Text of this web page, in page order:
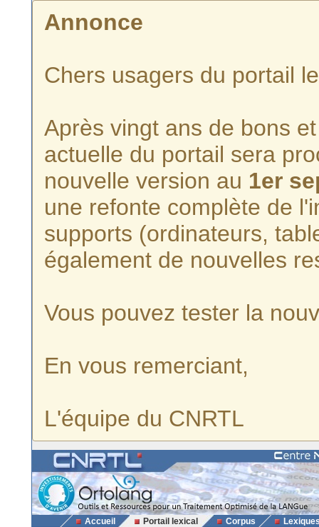
Annonce
Chers usagers du portail
Après vingt ans de bons
actuelle du portail sera
nouvelle version au 1er
une refonte complète de
supports (ordinateurs,
également de nouvelles
Vous pouvez tester la
En vous remerciant,
L'équipe du CNRTL
Accueil Portail lexical Corpus